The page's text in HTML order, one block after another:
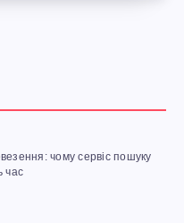
чому сервіс пошуку
час